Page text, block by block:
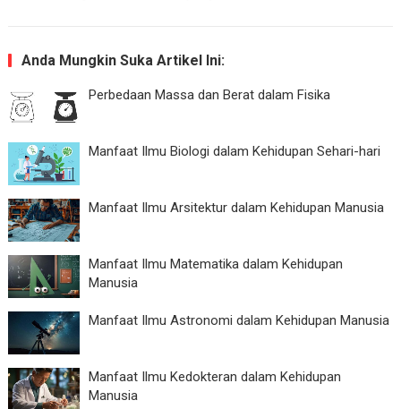
Anda Mungkin Suka Artikel Ini:
Perbedaan Massa dan Berat dalam Fisika
Manfaat Ilmu Biologi dalam Kehidupan Sehari-hari
Manfaat Ilmu Arsitektur dalam Kehidupan Manusia
Manfaat Ilmu Matematika dalam Kehidupan
Manusia
Manfaat Ilmu Astronomi dalam Kehidupan Manusia
Manfaat Ilmu Kedokteran dalam Kehidupan
Manusia